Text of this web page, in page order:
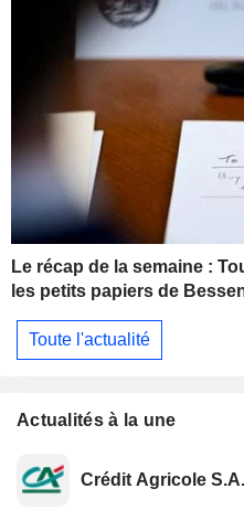
Le récap de la semaine :
les petits papiers de
Toute l'actualité
Actualités à la une
Crédit Agricole